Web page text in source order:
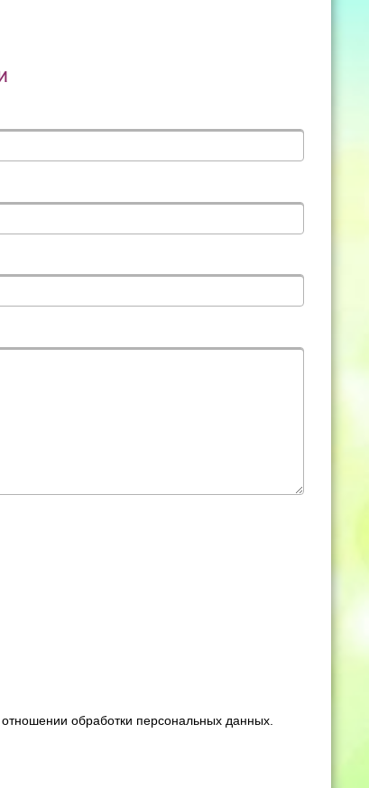
обработки персональных данных.